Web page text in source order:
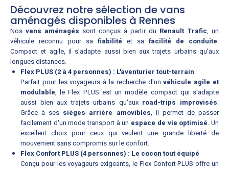
Découvrez notre sélection de vans
aménagés disponibles à Rennes
Nos vans aménagés sont conçus à partir du Renault Trafic, un
véhicule reconnu pour sa fiabilité et sa facilité de conduite.
Compact et agile, il s'adapte aussi bien aux trajets urbains qu'aux
longues distances.
Flex PLUS (2 à 4 personnes) : L'aventurier tout-terrain
Parfait pour les voyageurs à la recherche d'unvéhicule agile et
modulable, le Flex PLUS est un modèle compact qui s'adapte
aussi bien aux trajets urbains qu'aux road-trips improvisés.
Grâce à ses sièges arrière amovibles, il permet de passer
facilement d'un mode transport à un espace de vie optimisé. Un
excellent choix pour ceux qui veulent une grande liberté de
mouvement sans compromis sur le confort.
Flex Confort PLUS (4 personnes) : Le cocon tout équipé
Conçu pour les voyageurs exigeants, le Flex Confort PLUS offre un